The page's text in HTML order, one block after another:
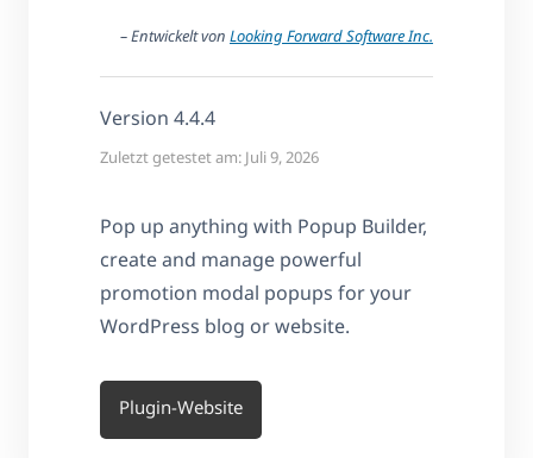
– Entwickelt von Looking Forward Software Inc.
Version 4.4.4
Zuletzt getestet am: Juli 9, 2026
Pop up anything with Popup Builder,
create and manage powerful
promotion modal popups for your
WordPress blog or website.
Plugin-Website